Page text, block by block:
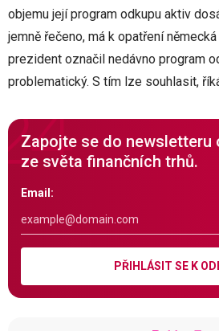
objemu její program odkupu aktiv
jemně řečeno, má k opatření
prezident označil nedávno program
problematický. S tím lze souhlasit,
Zapojte se do newsletteru
ze světa finančních trhů.
Email:
PŘIHLÁSIT SE K